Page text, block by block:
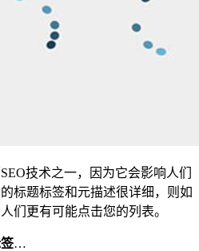
技术之一，因为它会影响人们
标题标签和元描述很详细，则如
们更有可能点击您的列表。
…